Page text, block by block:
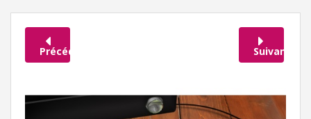
Précédent Suivant